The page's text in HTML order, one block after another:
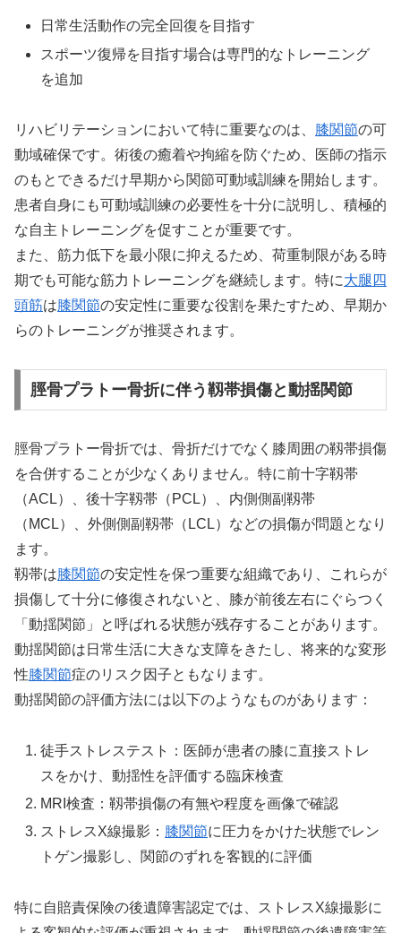
日常生活動作の完全回復を目指す
スポーツ復帰を目指す場合は専門的なトレーニング
を追加
リハビリテーションにおいて特に重要なのは、 膝関節の可
動域確保です。術後の癒着や拘縮を防ぐため、医師の指示
のもとできるだけ早期から関節可動域訓練を開始します。
患者自身にも可動域訓練の必要性を十分に説明し、積極的
な自主トレーニングを促すことが重要です。
また、筋力低下を最小限に抑えるため、荷重制限がある時
期でも可能な筋力トレーニングを継続します。特に大腿四
頭筋は膝関節の安定性に重要な役割を果たすため、早期か
らのトレーニングが推奨されます。
脛骨プラトー骨折に伴う靱帯損傷と動揺関節
脛骨プラトー骨折では、骨折だけでなく膝周囲の靱帯損傷
を合併することが少なくありません。特に前十字靱帯
（ACL）、後十字靱帯（PCL）、内側側副靱帯
（MCL）、外側側副靱帯（LCL）などの損傷が問題となり
ます。
靱帯は膝関節の安定性を保つ重要な組織であり、これらが
損傷して十分に修復されないと、膝が前後左右にぐらつく
「動揺関節」と呼ばれる状態が残存することがあります。
動揺関節は日常生活に大きな支障をきたし、将来的な変形
性膝関節症のリスク因子ともなります。
動揺関節の評価方法には以下のようなものがあります：
徒手ストレステスト：医師が患者の膝に直接ストレ
スをかけ、動揺性を評価する臨床検査
MRI検査：靱帯損傷の有無や程度を画像で確認
ストレスX線撮影： 膝関節に圧力をかけた状態でレン
トゲン撮影し、関節のずれを客観的に評価
特に自賠責保険の後遺障害認定では、ストレスX線撮影に